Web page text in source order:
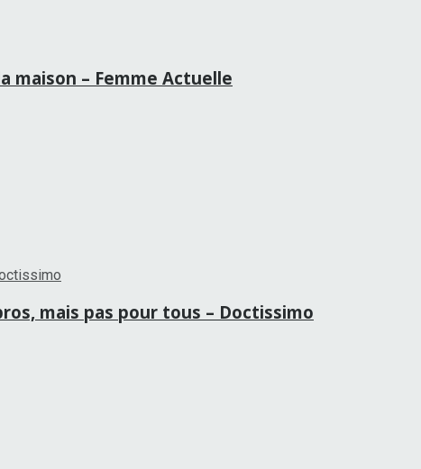
maison – Femme Actuelle
mais pas pour tous – Doctissimo